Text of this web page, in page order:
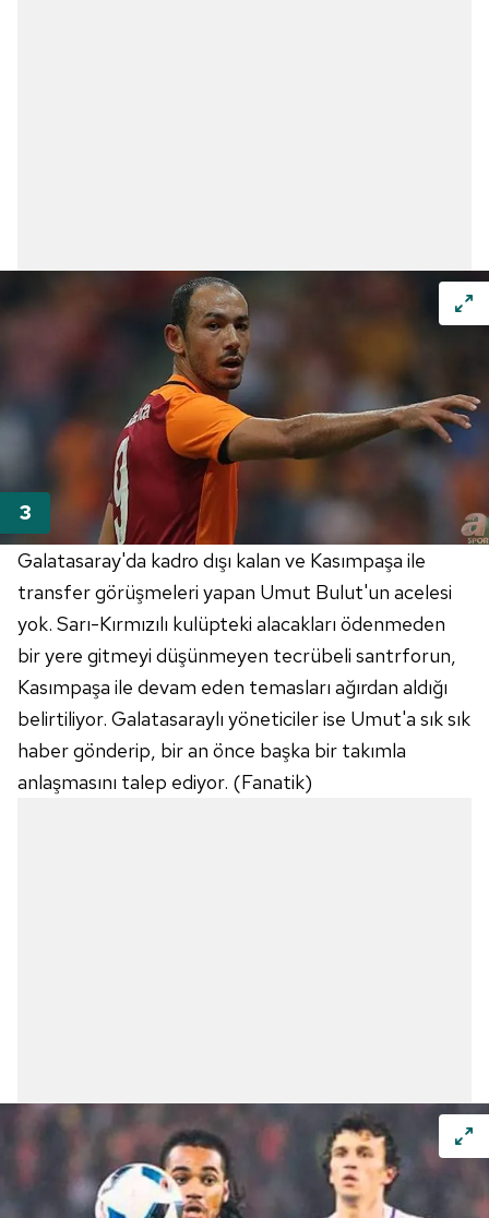
Galatasaray'da kadro dışı kalan ve Kasımpaşa ile
transfer görüşmeleri yapan Umut Bulut'un acelesi
yok. Sarı-Kırmızılı kulüpteki alacakları ödenmeden
bir yere gitmeyi düşünmeyen tecrübeli santrforun,
Kasımpaşa ile devam eden temasları ağırdan aldığı
belirtiliyor. Galatasaraylı yöneticiler ise Umut'a sık sık
haber gönderip, bir an önce başka bir takımla
anlaşmasını talep ediyor. (Fanatik)